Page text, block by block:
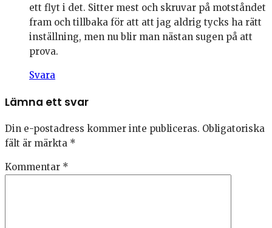
ett flyt i det. Sitter mest och skruvar på motståndet
fram och tillbaka för att att jag aldrig tycks ha rätt
inställning, men nu blir man nästan sugen på att
prova.
Svara
Lämna ett svar
Din e-postadress kommer inte publiceras. Obligatoriska
fält är märkta *
Kommentar *